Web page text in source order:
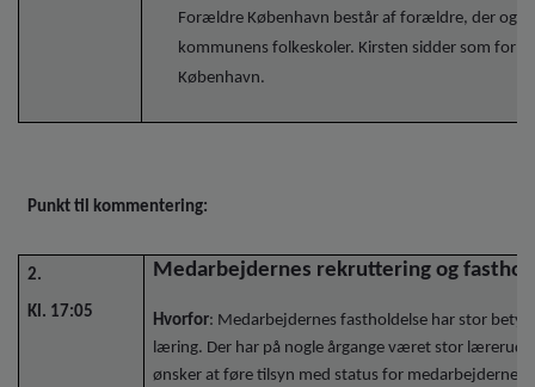
Forældre København består af forældre, der også
kommunens folkeskoler. Kirsten sidder som
København.
Punkt til kommentering:
2.
Kl. 17:05
Medarbejdernes rekruttering og
Hvorfor: Medarbejdernes fastholdelse har stor
læring. Der har på nogle årgange været stor
ønsker at føre tilsyn med status for